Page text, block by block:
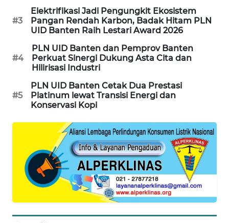
#3
Elektrifikasi Jadi Pengungkit Ekosistem
Pangan Rendah Karbon, Badak Hitam PLN
UID Banten Raih Lestari Award 2026
#4
PLN UID Banten dan Pemprov Banten
Perkuat Sinergi Dukung Asta Cita dan
Hilirisasi Industri
#5
PLN UID Banten Cetak Dua Prestasi
Platinum lewat Transisi Energi dan
Konservasi Kopi
ID
ENERGI
NEWS
CILEUNGSI
NEWS
BERKAT
NEWS
ANUGERAH